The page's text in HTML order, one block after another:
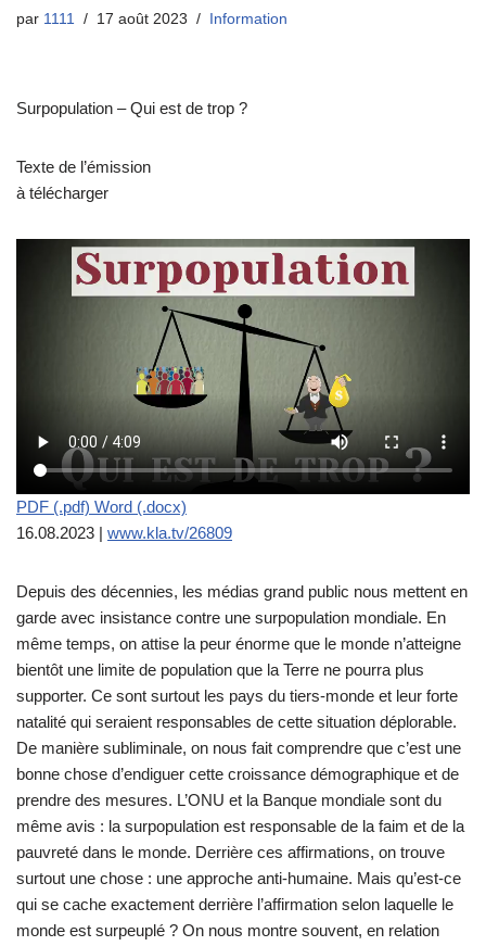
par 1111 17 août 2023 Information
Surpopulation – Qui est de trop ?
Texte de l’émission
à télécharger
PDF (.pdf) Word (.docx)
16.08.2023 | www.kla.tv/26809
Depuis des décennies, les médias grand public nous mettent en
garde avec insistance contre une surpopulation mondiale. En
même temps, on attise la peur énorme que le monde n’atteigne
bientôt une limite de population que la Terre ne pourra plus
supporter. Ce sont surtout les pays du tiers-monde et leur forte
natalité qui seraient responsables de cette situation déplorable.
De manière subliminale, on nous fait comprendre que c’est une
bonne chose d’endiguer cette croissance démographique et de
prendre des mesures. L’ONU et la Banque mondiale sont du
même avis : la surpopulation est responsable de la faim et de la
pauvreté dans le monde. Derrière ces affirmations, on trouve
surtout une chose : une approche anti-humaine. Mais qu’est-ce
qui se cache exactement derrière l’affirmation selon laquelle le
monde est surpeuplé ? On nous montre souvent, en relation